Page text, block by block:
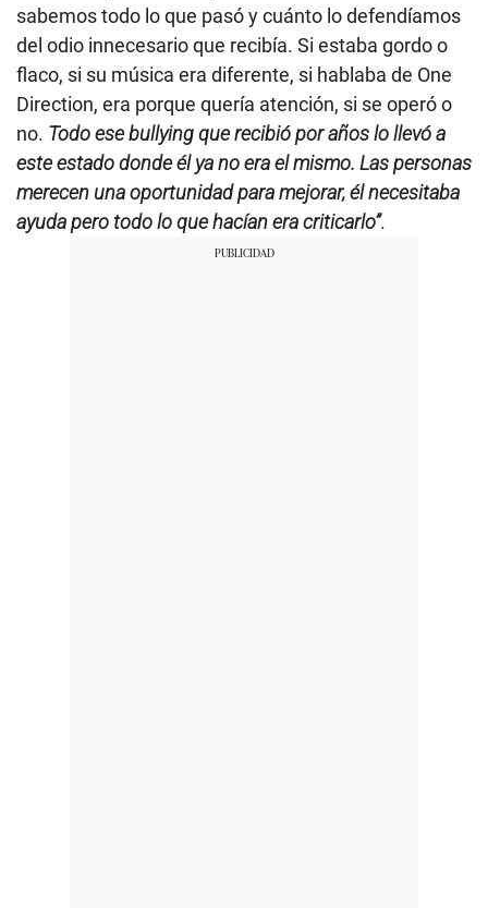
sabemos todo lo que pasó y cuánto lo defendíamos
del odio innecesario que recibía. Si estaba gordo o
flaco, si su música era diferente, si hablaba de One
Direction, era porque quería atención, si se operó o
no. Todo ese bullying que recibió por años lo llevó a
este estado donde él ya no era el mismo. Las personas
merecen una oportunidad para mejorar, él necesitaba
ayuda pero todo lo que hacían era criticarlo”.